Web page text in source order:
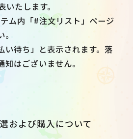
たします。
ム内「#注文リスト」ページ
い待ち」と表示されます。落
はございません。
および購入について